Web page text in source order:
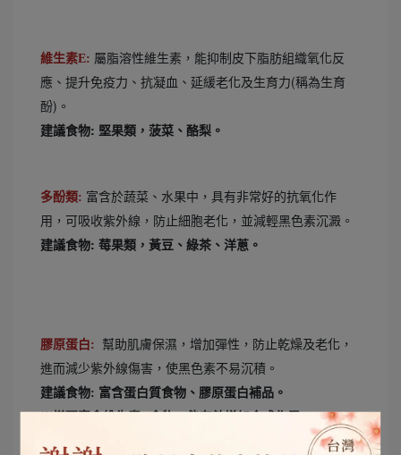
維生素E: 屬脂溶性維生素，能抑制皮下脂肪組織氧化反
應、提升免疫力、抗凝血、延緩老化及生育力(稱為生育
酚)。
建議食物: 堅果類，菠菜、酪梨。
多酚類: 富含於蔬菜、水果中，具有非常好的抗氧化作
用，可吸收紫外線，防止細胞老化，並減輕黑色素沉澱。
建議食物: 莓果類，黃豆、綠茶、洋蔥。
膠原蛋白:
幫助肌膚保濕，增加彈性，防止乾燥及老化，
進而減少紫外線傷害，使黑色素不易沉積。
建議食物: 富含蛋白質食物、膠原蛋白補品。
※搭配富含維生素C食物，能有效增加合成作用。
3.做好肌膚保濕，避免乾燥